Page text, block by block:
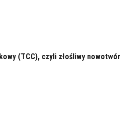
(TCC), czyli złośliwy nowotwór